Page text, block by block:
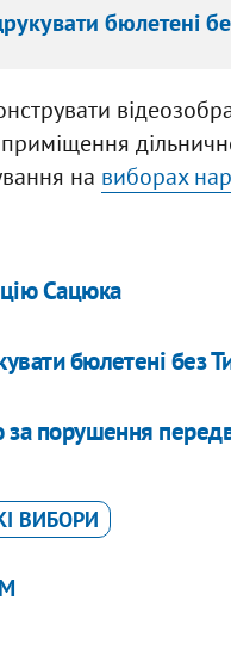
бюлетені
на виборах
Сацюка
бюлетені без
порушення
ВИБОРИ